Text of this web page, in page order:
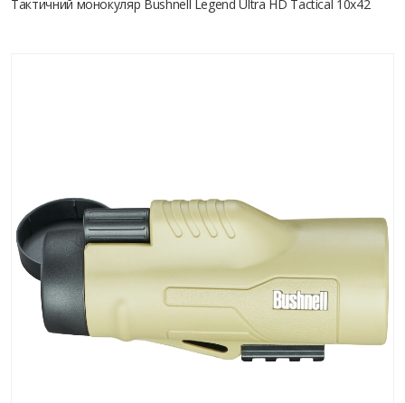
Тактичний монокуляр Bushnell Legend Ultra HD Tactical 10x42